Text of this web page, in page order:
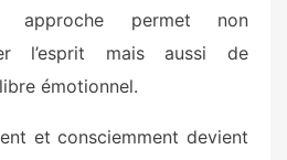
approche permet non
l’esprit mais aussi de
émotionnel.
et consciemment devient